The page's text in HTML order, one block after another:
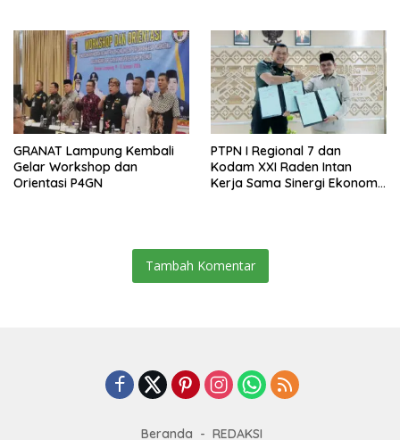
GRANAT Lampung Kembali
Gelar Workshop dan
Orientasi P4GN
PTPN I Regional 7 dan
Kodam XXI Raden Intan
Kerja Sama Sinergi Ekonomi
Tambah Komentar
Beranda REDAKSI